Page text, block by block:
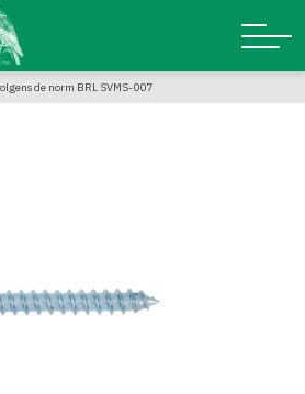
de norm BRL SVMS-007